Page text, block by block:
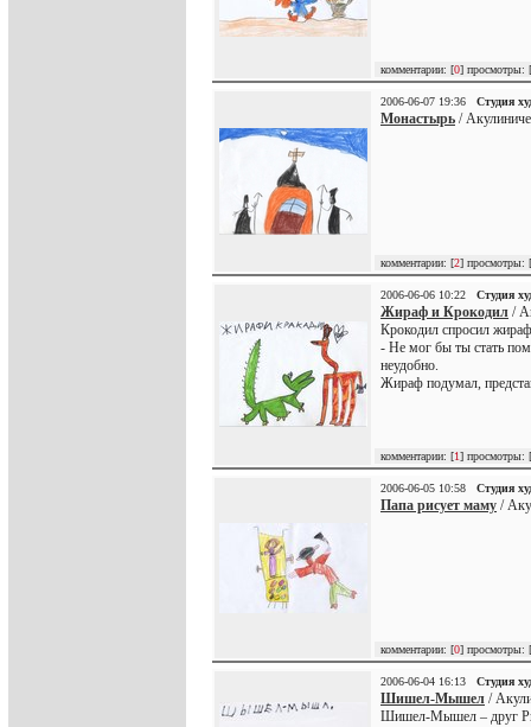
комментарии: [0] просмотры: [
2006-06-07 19:36 Студия
Монастырь /
комментарии: [2] просмотры: [
2006-06-06 10:22 Студия
Жираф и Крокодил /
Крокодил спросил
- Не мог бы ты стать
неудобно.
Жираф подумал,
комментарии: [1] просмотры: [
2006-06-05 10:58 Студия
Папа рисует маму /
комментарии: [0] просмотры: [
2006-06-04 16:13 Студия
Шишел-Мышел /
Шишел-Мышел – друг